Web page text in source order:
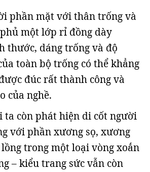
phần mặt với thân trống và
một lớp rỉ đồng dày
thước, dáng trống và độ
toàn bộ trống có thể khẳng
đúc rất thành công và
của nghề.
ta còn phát hiện di cốt người
với phần xương sọ, xương
trong một loại vòng xoắn
– kiểu trang sức vẫn còn